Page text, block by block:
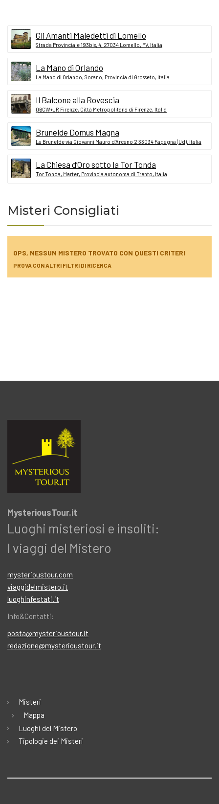
Gli Amanti Maledetti di Lomello
Strada Provinciale 193bis, 4, 27034 Lomello, PV, Italia
La Mano di Orlando
La Mano di Orlando, Sorano, Provincia di Grosseto, Italia
Il Balcone alla Rovescia
Q6CW+JR Firenze, Città Metropolitana di Firenze, Italia
Brunelde Domus Magna
La Brunelde via Giovanni Mauro d’Arcano 2 33034 Fagagna (Ud), Italia
La Chiesa d’Oro sotto la Tor Tonda
Tor Tonda, Marter, Provincia autonoma di Trento, Italia
Misteri Consigliati
OPS, NESSUN MISTERO TROVATO CON QUESTI CRITERI
PROVA CON ALTRI FILTRI DI RICERCA
MysteriousTour.it
Luoghi misteriosi e insoliti:
I viaggi del Mistero
mysterioustour.com
viaggidelmistero.it
luoghinfestati.it
Info&Contatti:
posta@mysterioustour.it
redazione@mysterioustour.it
Misteri
Mappa
Luoghi del Mistero
Tipologie dei Misteri